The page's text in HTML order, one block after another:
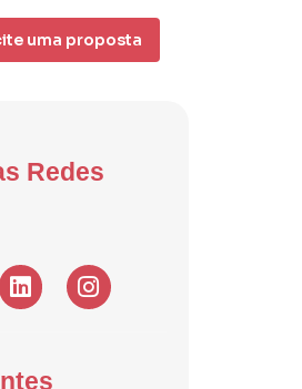
uma proposta
Redes